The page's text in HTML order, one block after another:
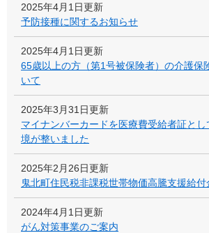
2025年4月1日更新
予防接種に関するお知らせ
2025年4月1日更新
65歳以上の方（第1号被保険者）の介護保
いて
2025年3月31日更新
マイナンバーカードを医療費受給者証と
境が整いました
2025年2月26日更新
鬼北町住民税非課税世帯物価高騰支援給付
2024年4月1日更新
がん対策事業のご案内